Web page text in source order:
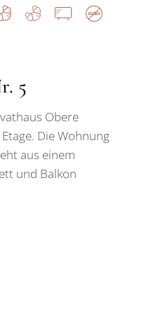
5
Obere
Die Wohnung
aus einem
und Balkon